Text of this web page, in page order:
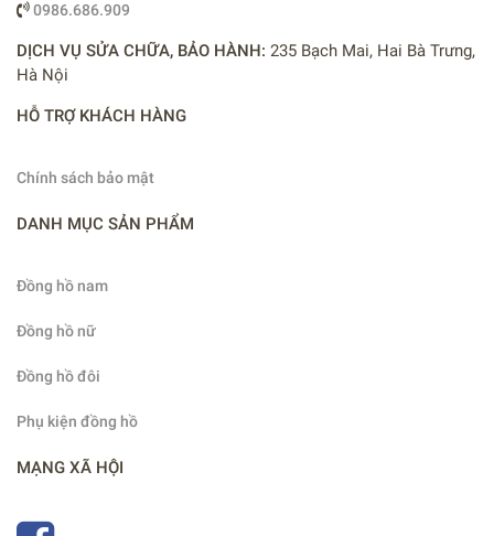
0986.686.909
DỊCH VỤ SỬA CHỮA, BẢO HÀNH: 235 Bạch Mai, Hai Bà Trưng,
Hà Nội
HỖ TRỢ KHÁCH HÀNG
Chính sách bảo mật
DANH MỤC SẢN PHẨM
Đồng hồ nam
Đồng hồ nữ
Đồng hồ đôi
Phụ kiện đồng hồ
MẠNG XÃ HỘI